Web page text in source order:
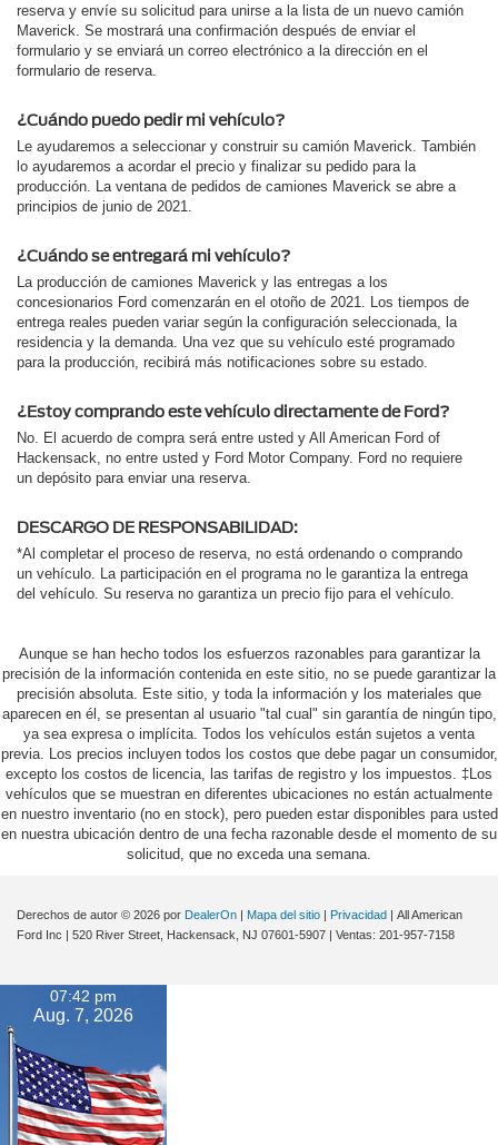
reserva y envíe su solicitud para unirse a la lista de un nuevo camión
Maverick. Se mostrará una confirmación después de enviar el
formulario y se enviará un correo electrónico a la dirección en el
formulario de reserva.
¿Cuándo puedo pedir mi vehículo?
Le ayudaremos a seleccionar y construir su camión Maverick. También
lo ayudaremos a acordar el precio y finalizar su pedido para la
producción. La ventana de pedidos de camiones Maverick se abre a
principios de junio de 2021.
¿Cuándo se entregará mi vehículo?
La producción de camiones Maverick y las entregas a los
concesionarios Ford comenzarán en el otoño de 2021. Los tiempos de
entrega reales pueden variar según la configuración seleccionada, la
residencia y la demanda. Una vez que su vehículo esté programado
para la producción, recibirá más notificaciones sobre su estado.
¿Estoy comprando este vehículo directamente de Ford?
No. El acuerdo de compra será entre usted y All American Ford of
Hackensack, no entre usted y Ford Motor Company. Ford no requiere
un depósito para enviar una reserva.
DESCARGO DE RESPONSABILIDAD:
*Al completar el proceso de reserva, no está ordenando o comprando
un vehículo. La participación en el programa no le garantiza la entrega
del vehículo. Su reserva no garantiza un precio fijo para el vehículo.
Aunque se han hecho todos los esfuerzos razonables para garantizar la
precisión de la información contenida en este sitio, no se puede garantizar la
precisión absoluta. Este sitio, y toda la información y los materiales que
aparecen en él, se presentan al usuario "tal cual" sin garantía de ningún tipo,
ya sea expresa o implícita. Todos los vehículos están sujetos a venta
previa. Los precios incluyen todos los costos que debe pagar un consumidor,
excepto los costos de licencia, las tarifas de registro y los impuestos. ‡Los
vehículos que se muestran en diferentes ubicaciones no están actualmente
en nuestro inventario (no en stock), pero pueden estar disponibles para usted
en nuestra ubicación dentro de una fecha razonable desde el momento de su
solicitud, que no exceda una semana.
Derechos de autor © 2026 por DealerOn | Mapa del sitio | Privacidad | All American
Ford Inc | 520 River Street, Hackensack, NJ 07601-5907 | Ventas: 201-957-7158
07:42 pm
Aug. 7, 2026